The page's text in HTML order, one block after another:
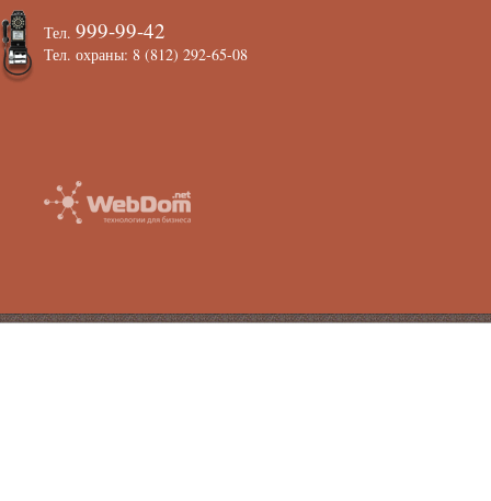
Тел. 999-99-42
Тел. охраны: 8 (812) 292-65-08